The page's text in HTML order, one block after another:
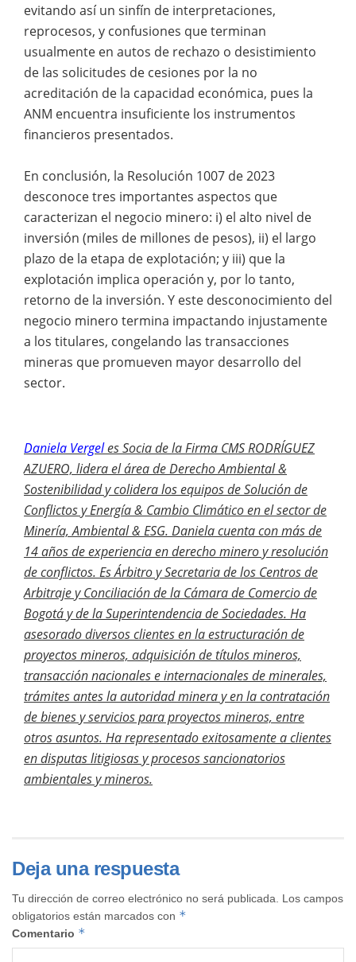
evitando así un sinfín de interpretaciones,
reprocesos, y confusiones que terminan
usualmente en autos de rechazo o desistimiento
de las solicitudes de cesiones por la no
acreditación de la capacidad económica, pues la
ANM encuentra insuficiente los instrumentos
financieros presentados.
En conclusión, la Resolución 1007 de 2023
desconoce tres importantes aspectos que
caracterizan el negocio minero: i) el alto nivel de
inversión (miles de millones de pesos), ii) el largo
plazo de la etapa de explotación; y iii) que la
explotación implica operación y, por lo tanto,
retorno de la inversión. Y este desconocimiento del
negocio minero termina impactando injustamente
a los titulares, congelando las transacciones
mineras que promueven mayor desarrollo del
sector.
Daniela Vergeles Socia de la Firma CMS RODRÍGUEZ
AZUERO, lidera el área de Derecho Ambiental &
Sostenibilidad y colidera los equipos de Solución de
Conflictos y Energía & Cambio Climático en el sector de
Minería, Ambiental & ESG. Daniela cuenta con más de
14 años de experiencia en derecho minero y resolución
de conflictos. Es Árbitro y Secretaria de los Centros de
Arbitraje y Conciliación de la Cámara de Comercio de
Bogotá y de la Superintendencia de Sociedades. Ha
asesorado diversos clientes en la estructuración de
proyectos mineros, adquisición de títulos mineros,
transacción nacionales e internacionales de minerales,
trámites antes la autoridad minera y en la contratación
de bienes y servicios para proyectos mineros, entre
otros asuntos. Ha representado exitosamente a clientes
en disputas litigiosas y procesos sancionatorios
ambientales y mineros.
Deja una respuesta
Tu dirección de correo electrónico no será publicada.
Los campos
obligatorios están marcados con *
Comentario *